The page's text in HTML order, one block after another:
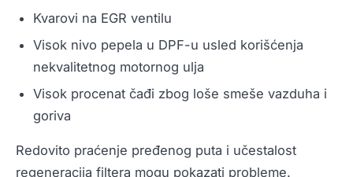
Kvarovi na EGR ventilu
Visok nivo pepela u DPF-u usled korišćenja
nekvalitetnog motornog ulja
Visok procenat čađi zbog loše smeše vazduha i
goriva
Redovito praćenje pređenog puta i učestalost
regeneracija filtera mogu pokazati probleme.